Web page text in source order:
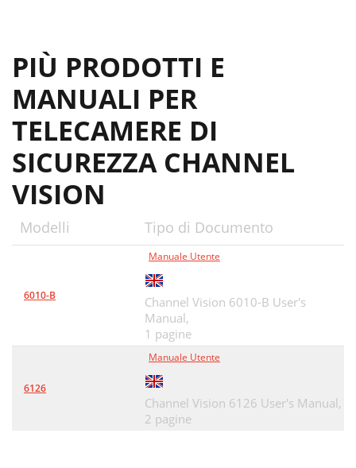
PIÙ PRODOTTI E
MANUALI PER
TELECAMERE DI
SICUREZZA CHANNEL
VISION
Modelli Tipo di Documento
6010-B
Manuale Utente
Channel Vision 6010-B User's
Manual,
1 pagine
6126
Manuale Utente
Channel Vision 6126 User's Manual,
2 pagine